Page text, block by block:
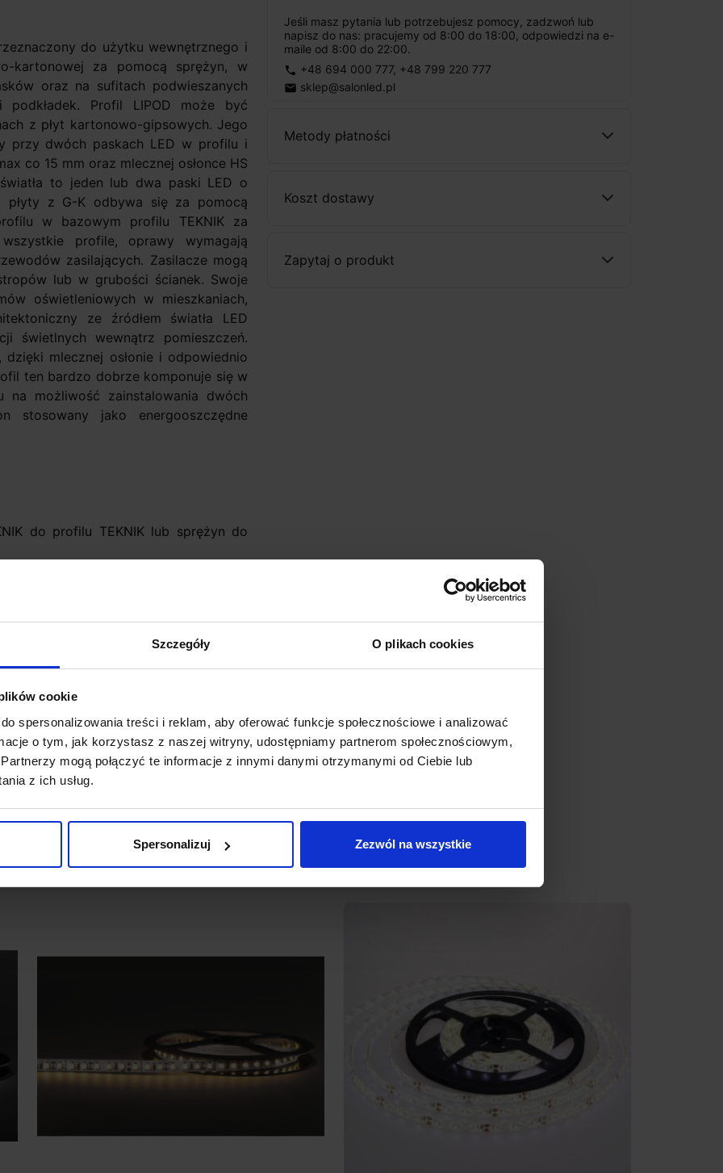
Szczegóły O plikach cookies
cookie
spersonalizowania treści i reklam, aby oferować funkcje społecznościowe i analizować
o tym, jak korzystasz z naszej witryny, udostępniamy partnerom społecznościowym,
mogą połączyć te informacje z innymi danymi otrzymanymi od Ciebie lub
z ich usług.
Spersonalizuj Zezwól na wszystkie
Jeśli masz pytania lub potrzebujesz pomocy, zadzwoń lub
napisz do nas: pracujemy od 8:00 do 18:00, odpowiedzi na e-
maile od 8:00 do 22:00.
phone +48 694 000 777, +48 799 220 777
email sklep@salonled.pl
Metody płatności
Koszt dostawy
Zapytaj o produkt
do użytku wewnętrznego i
kartonowej za pomocą sprężyn, w
oraz na sufitach podwieszanych
Profil LIPOD może być
z płyt kartonowo-gipsowych. Jego
przy dwóch paskach LED w profilu i
co 15 mm oraz mlecznej osłonce HS
to jeden lub dwa paski LED o
płyty z G-K odbywa się za pomocą
w bazowym profilu TEKNIK za
profile, oprawy wymagają
zasilających. Zasilacze mogą
lub w grubości ścianek. Swoje
oświetleniowych w mieszkaniach,
ze źródłem światła LED
świetlnych wewnątrz pomieszczeń.
mlecznej osłonie i odpowiednio
ten bardzo dobrze komponuje się w
na możliwość zainstalowania dwóch
jako energooszczędne
do profilu TEKNIK lub sprężyn do
profil Lipod wraz z mleczną osłonką
linię światła
na 1mb (3 pary)